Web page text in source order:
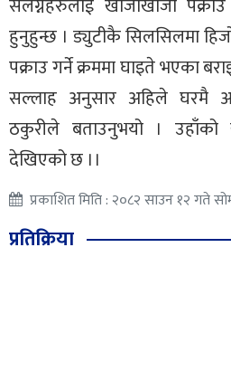
संलग्नहरुलाई खोजीखोजी पक्राउ
हुनुहुन्छ । ड्युटीकै सिलसिलमा
पक्राउ गर्ने क्रममा घाइते भएका
सल्लाह अनुसार अहिले घरमै
ठकुरीले बताउनुभयो । उहाँको
देखिएको छ ।।
प्रकाशित मिति : २०८२ साउन १२ गते
प्रतिक्रिया